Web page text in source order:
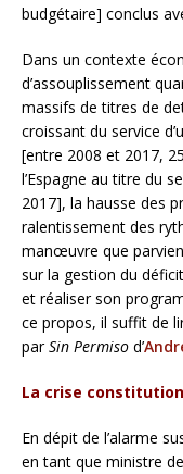
budgétaire] conclus
Dans un contexte
d’assouplissement
massifs de titres de
croissant du service
[entre 2008 et 2017,
l’Espagne au titre du
2017], la hausse des
ralentissement des
manœuvre que
sur la gestion du
et réaliser son
ce propos, il suffit de
parSin Permiso d’
La crise
En dépit de l’alarme
en tant que ministre